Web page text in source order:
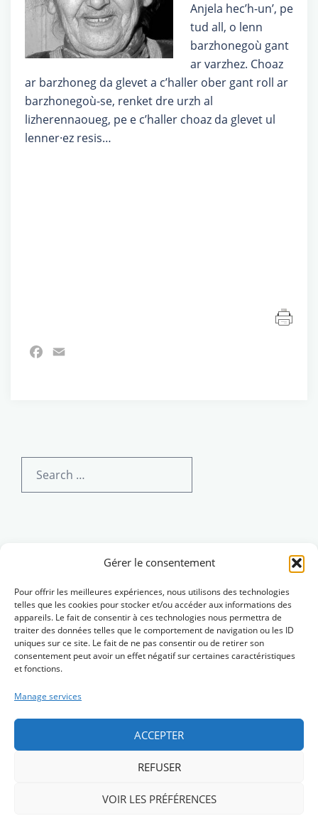
Gérer le consentement
Pour offrir les meilleures expériences, nous utilisons des technologies
telles que les cookies pour stocker et/ou accéder aux informations des
appareils. Le fait de consentir à ces technologies nous permettra de
traiter des données telles que le comportement de navigation ou les ID
uniques sur ce site. Le fait de ne pas consentir ou de retirer son
consentement peut avoir un effet négatif sur certaines caractéristiques
et fonctions.
Manage services
ACCEPTER
REFUSER
VOIR LES PRÉFÉRENCES
Anjela hec’h-un’, pe
tud all, o lenn
barzhonegoù gant
ar varzhez. Choaz
ar barzhoneg da glevet a c’haller ober gant roll ar
barzhonegoù-se, renket dre urzh al
lizherennaoueg, pe e c’haller choaz da glevet ul
lenner·ez resis…
Facebook
for:
Menegoù hervez lezenn (Mentions légales)